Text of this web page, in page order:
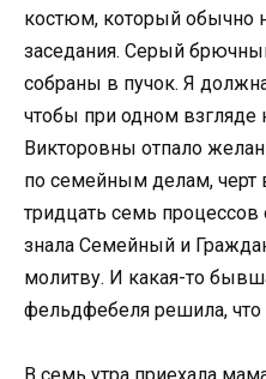
костюм, который обычно
заседания. Серый
собраны в пучок. Я
чтобы при одном взгляде
Викторовны отпало
по семейным делам, черт
тридцать семь
знала Семейный и
молитву. И какая-то
фельдфебеля решила,